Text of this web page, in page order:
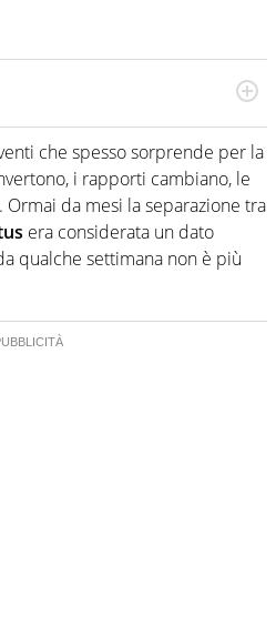
il mondo dello sport. Calcio,
ma anche tennis,
Sport i tifosi e gli appassionati
sempre copertura completa e
di Virgilio Sport è formata da
sport abili sia nel gioco di
le notizie e le rilanciano
che spesso sorprende per la
i rapporti cambiano, le
da mesi la separazione tra
era considerata un dato
qualche settimana non è più